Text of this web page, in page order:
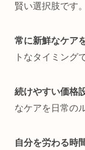
賢い選択肢です。
常に新鮮なケア
トなタイミング
続けやすい価格
なケアを日常の
自分を労わる時